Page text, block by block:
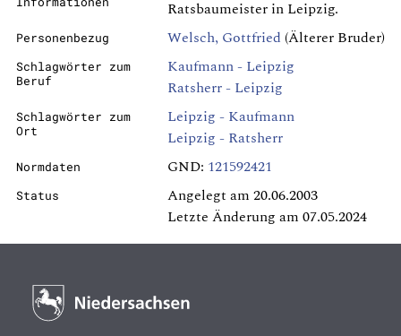
Ratsbaumeister in Leipzig.
Personenbezug Welsch, Gottfried (Älterer Bruder)
Schlagwörter zum
Beruf
Kaufmann - Leipzig
Ratsherr - Leipzig
Schlagwörter zum
Ort
Leipzig - Kaufmann
Leipzig - Ratsherr
Normdaten GND: 121592421
Status
Angelegt am 20.06.2003
Letzte Änderung am 07.05.2024